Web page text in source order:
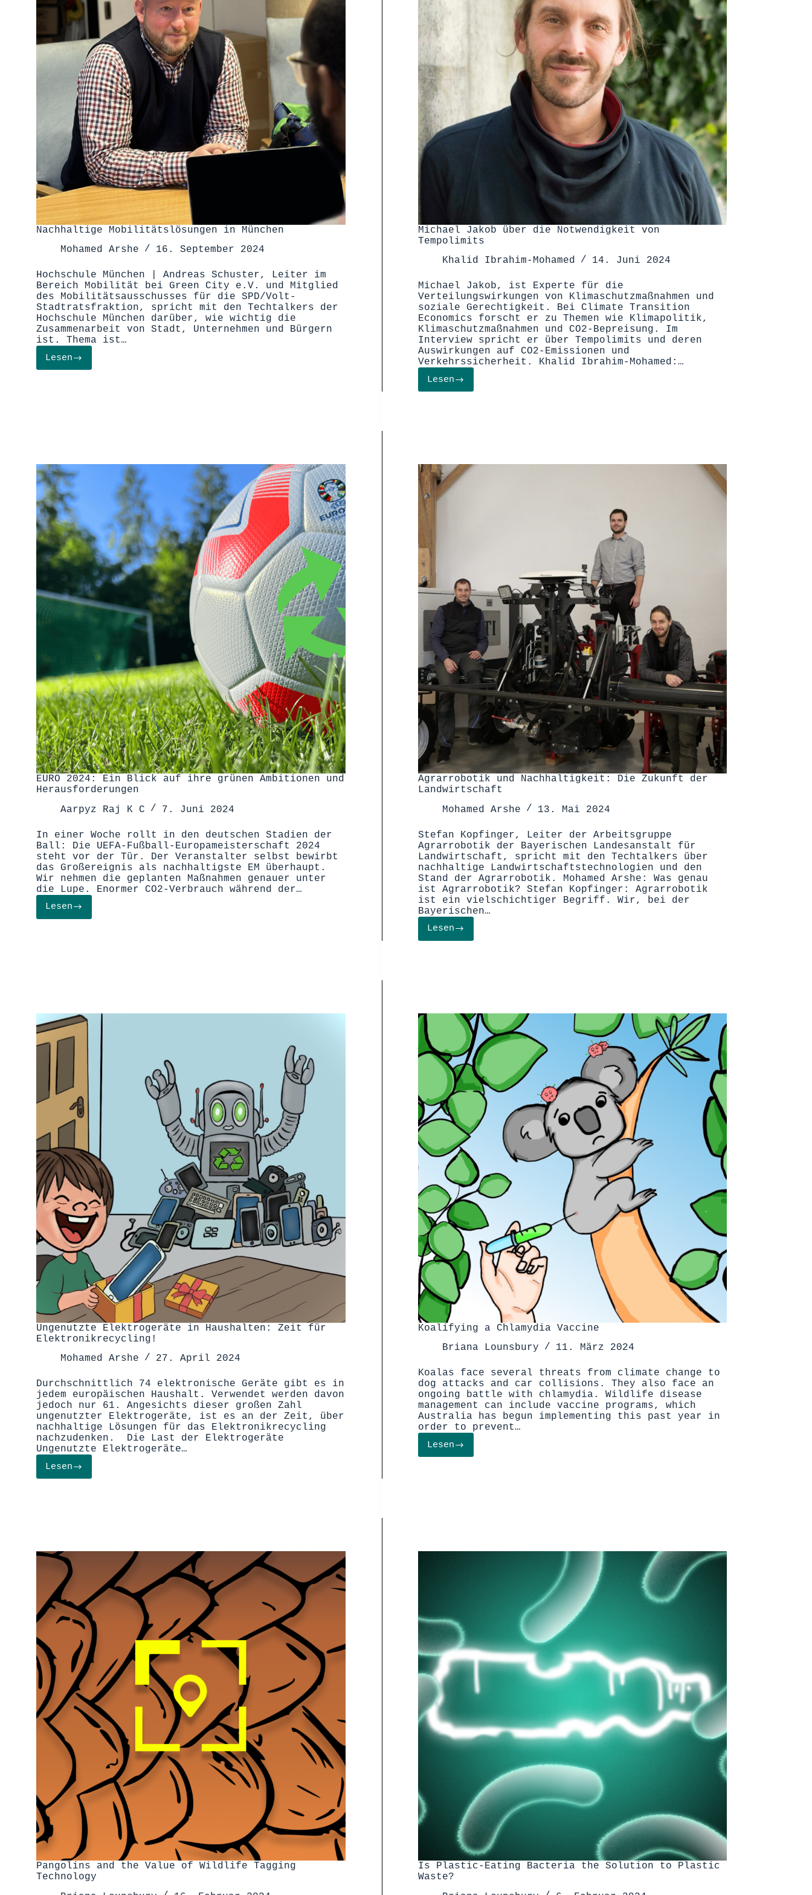
Nachhaltige Mobilitätslösungen in München
Mohamed Arshe
16. September 2024
Hochschule München | Andreas Schuster, Leiter im
Bereich Mobilität bei Green City e.V. und Mitglied
des Mobilitätsausschusses für die SPD/Volt-
Stadtratsfraktion, spricht mit den Techtalkers der
Hochschule München darüber, wie wichtig die
Zusammenarbeit von Stadt, Unternehmen und Bürgern
ist. Thema ist…
LesenNachhaltige
Mobilitätslösungen
Michael Jakob über die Notwendigkeit von
Tempolimits
Khalid Ibrahim-Mohamed
14. Juni 2024
Michael Jakob, ist Experte für die
Verteilungswirkungen von Klimaschutzmaßnahmen und
soziale Gerechtigkeit. Bei Climate Transition
Economics forscht er zu Themen wie Klimapolitik,
Klimaschutzmaßnahmen und CO2-Bepreisung. Im
Interview spricht er über Tempolimits und deren
Auswirkungen auf CO2-Emissionen und
Verkehrssicherheit. Khalid Ibrahim-Mohamed:…
LesenMichael
Jakob
EURO 2024: Ein Blick auf ihre grünen Ambitionen und
Herausforderungen
Aarpyz Raj K C
7. Juni 2024
In einer Woche rollt in den deutschen Stadien der
Ball: Die UEFA-Fußball-Europameisterschaft 2024
steht vor der Tür. Der Veranstalter selbst bewirbt
das Großereignis als nachhaltigste EM überhaupt.
Wir nehmen die geplanten Maßnahmen genauer unter
die Lupe. Enormer CO2-Verbrauch während der…
LesenEURO
2024:
Agrarrobotik und Nachhaltigkeit: Die Zukunft der
Landwirtschaft
Mohamed Arshe
13. Mai 2024
Stefan Kopfinger, Leiter der Arbeitsgruppe
Agrarrobotik der Bayerischen Landesanstalt für
Landwirtschaft, spricht mit den Techtalkers über
nachhaltige Landwirtschaftstechnologien und den
Stand der Agrarrobotik. Mohamed Arshe: Was genau
ist Agrarrobotik? Stefan Kopfinger: Agrarrobotik
ist ein vielschichtiger Begriff. Wir, bei der
Bayerischen…
LesenAgrarrobotik
und
Ungenutzte Elektrogeräte in Haushalten: Zeit für
Elektronikrecycling!
Mohamed Arshe
27. April 2024
Durchschnittlich 74 elektronische Geräte gibt es in
jedem europäischen Haushalt. Verwendet werden davon
jedoch nur 61. Angesichts dieser großen Zahl
ungenutzter Elektrogeräte, ist es an der Zeit, über
nachhaltige Lösungen für das Elektronikrecycling
nachzudenken. Die Last der Elektrogeräte
Ungenutzte Elektrogeräte…
LesenUngenutzte
Elektrogeräte
Koalifying a Chlamydia Vaccine
Briana Lounsbury
11. März 2024
Koalas face several threats from climate change to
dog attacks and car collisions. They also face an
ongoing battle with chlamydia. Wildlife disease
management can include vaccine programs, which
Australia has begun implementing this past year in
order to prevent…
LesenKoalifying
a
Pangolins and the Value of Wildlife Tagging
Technology
Is Plastic-Eating Bacteria the Solution to Plastic
Waste?